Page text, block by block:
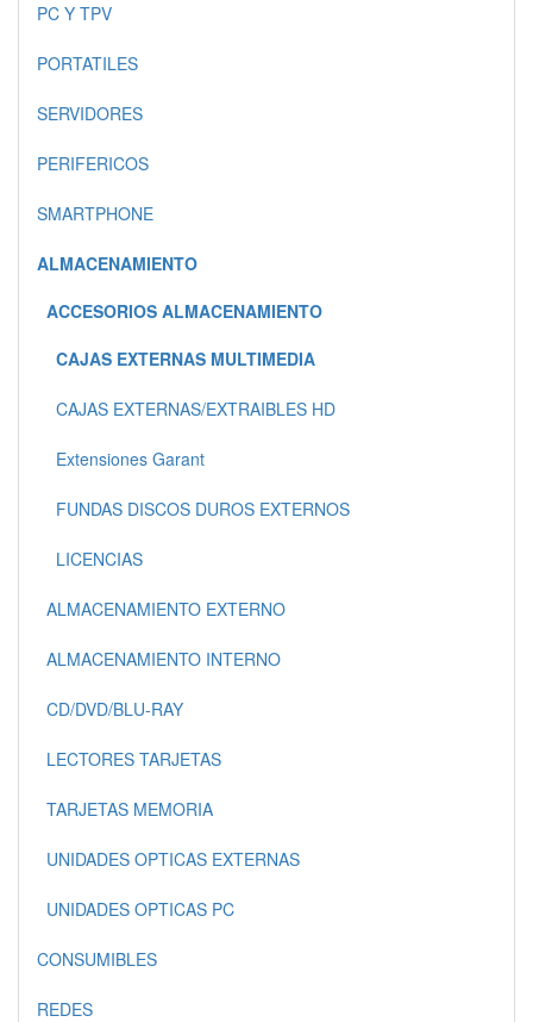
PC Y TPV
PORTATILES
SERVIDORES
PERIFERICOS
SMARTPHONE
ALMACENAMIENTO
ACCESORIOS ALMACENAMIENTO
CAJAS EXTERNAS MULTIMEDIA
CAJAS EXTERNAS/EXTRAIBLES HD
Extensiones Garant
FUNDAS DISCOS DUROS EXTERNOS
LICENCIAS
ALMACENAMIENTO EXTERNO
ALMACENAMIENTO INTERNO
CD/DVD/BLU-RAY
LECTORES TARJETAS
TARJETAS MEMORIA
UNIDADES OPTICAS EXTERNAS
UNIDADES OPTICAS PC
CONSUMIBLES
REDES